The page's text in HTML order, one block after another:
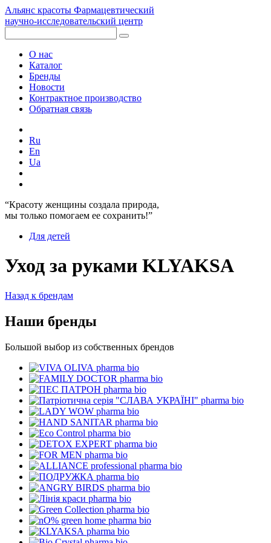
Альянс красоты Фармацевтический
научно-исследовательский центр
О нас
Каталог
Бренды
Новости
Контрактное производство
Обратная связь
Ru
En
Ua
“Красоту женщины создала природа,
мы только помогаем ее сохранить!”
Для детей
Уход за руками KLYAKSA
Назад к брендам
Наши бренды
Большой выбор из собственных брендов
pharma bio
pharma bio
pharma bio
pharma bio
pharma bio
pharma bio
pharma bio
pharma bio
pharma bio
pharma bio
pharma bio
pharma bio
pharma bio
pharma bio
pharma bio
pharma bio